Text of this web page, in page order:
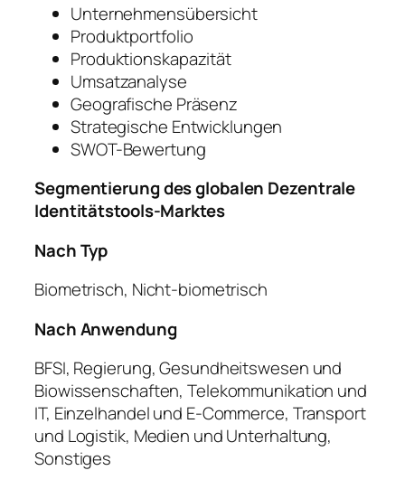
Unternehmensübersicht
Produktportfolio
Produktionskapazität
Umsatzanalyse
Geografische Präsenz
Strategische Entwicklungen
SWOT-Bewertung
Segmentierung des globalen Dezentrale
Identitätstools-Marktes
Nach Typ
Biometrisch, Nicht-biometrisch
Nach Anwendung
BFSI, Regierung, Gesundheitswesen und
Biowissenschaften, Telekommunikation und
IT, Einzelhandel und E-Commerce, Transport
und Logistik, Medien und Unterhaltung,
Sonstiges